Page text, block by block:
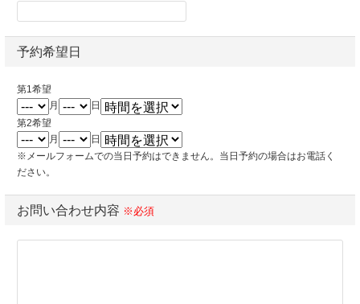
予約希望日
第1希望
月
日
第2希望
月
日
※メールフォームでの当日予約はできません。当日予約の場合はお電話く
ださい。
お問い合わせ内容 ※必須